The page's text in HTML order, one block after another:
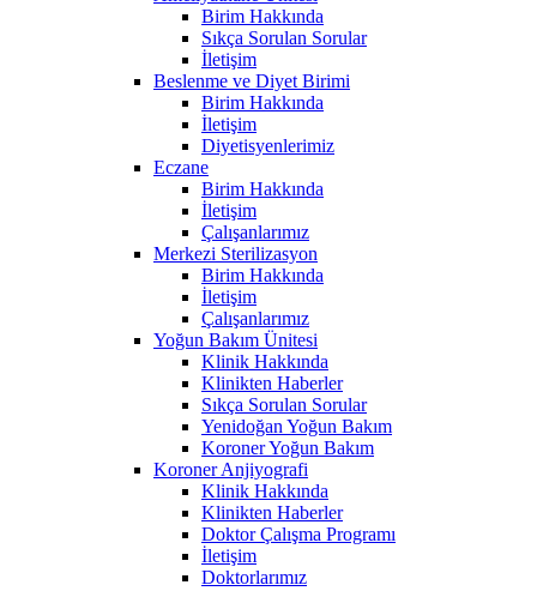
Birim Hakkında
Sıkça Sorulan Sorular
İletişim
Beslenme ve Diyet Birimi
Birim Hakkında
İletişim
Diyetisyenlerimiz
Eczane
Birim Hakkında
İletişim
Çalışanlarımız
Merkezi Sterilizasyon
Birim Hakkında
İletişim
Çalışanlarımız
Yoğun Bakım Ünitesi
Klinik Hakkında
Klinikten Haberler
Sıkça Sorulan Sorular
Yenidoğan Yoğun Bakım
Koroner Yoğun Bakım
Koroner Anjiyografi
Klinik Hakkında
Klinikten Haberler
Doktor Çalışma Programı
İletişim
Doktorlarımız